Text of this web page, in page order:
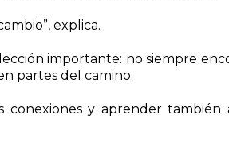
explica.
importante: no siempre
partes del camino.
conexiones y aprender